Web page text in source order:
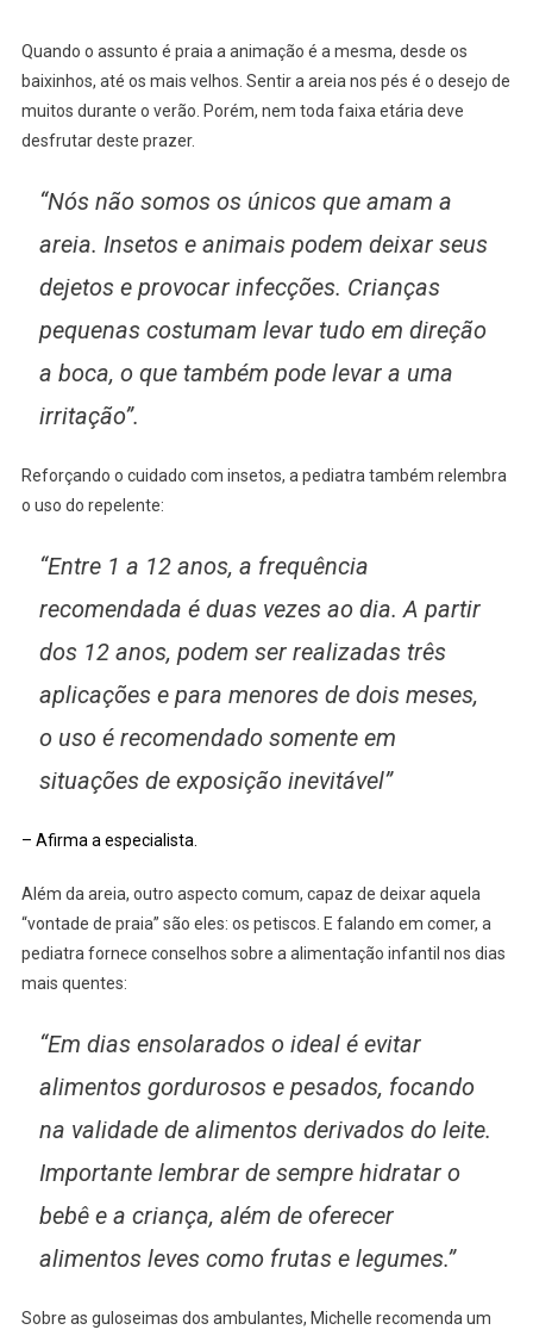
Quando o assunto é praia a animação é a mesma, desde os
baixinhos, até os mais velhos. Sentir a areia nos pés é o desejo de
muitos durante o verão. Porém, nem toda faixa etária deve
desfrutar deste prazer.
“Nós não somos os únicos que amam a
areia. Insetos e animais podem deixar seus
dejetos e provocar infecções. Crianças
pequenas costumam levar tudo em direção
a boca, o que também pode levar a uma
irritação”.
Reforçando o cuidado com insetos, a pediatra também relembra
o uso do repelente:
“Entre 1 a 12 anos, a frequência
recomendada é duas vezes ao dia. A partir
dos 12 anos, podem ser realizadas três
aplicações e para menores de dois meses,
o uso é recomendado somente em
situações de exposição inevitável”
– Afirma a especialista.
Além da areia, outro aspecto comum, capaz de deixar aquela
“vontade de praia” são eles: os petiscos. E falando em comer, a
pediatra fornece conselhos sobre a alimentação infantil nos dias
mais quentes:
“Em dias ensolarados o ideal é evitar
alimentos gordurosos e pesados, focando
na validade de alimentos derivados do leite.
Importante lembrar de sempre hidratar o
bebê e a criança, além de oferecer
alimentos leves como frutas e legumes.”
Sobre as guloseimas dos ambulantes, Michelle recomenda um